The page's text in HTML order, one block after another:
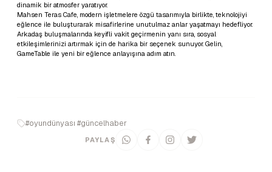
dinamik bir atmosfer yaratıyor.
Mahsen Teras Cafe, modern işletmelere özgü tasarımıyla birlikte, teknolojiyi
eğlence ile buluşturarak misafirlerine unutulmaz anlar yaşatmayı hedefliyor.
Arkadaş buluşmalarında keyifli vakit geçirmenin yanı sıra, sosyal
etkileşimlerinizi artırmak için de harika bir seçenek sunuyor. Gelin,
GameTable ile yeni bir eğlence anlayışına adım atın.
#oyundünyası #güncelhaber
PAYLAŞ